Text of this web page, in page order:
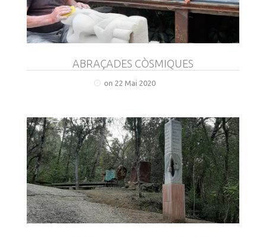
ABRAÇADES CÒSMIQUES
on 22 Mai 2020